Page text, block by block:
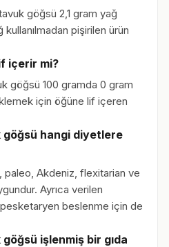
göğsü 2,1 gram yağ
pişirilen ürün
içerir mi?
göğsü 100 gramda 0 gram
için öğüne lif içeren
göğsü hangi diyetlere
Akdeniz, flexitarian ve
Ayrıca verilen
beslenme için de
işlenmiş bir gıda